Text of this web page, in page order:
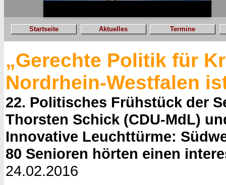
Startseite Aktuelles Termine
„Gerechte Politik für
Nordrhein-Westfalen
22. Politisches Frühstück der
Thorsten Schick (CDU-MdL)
Innovative Leuchttürme:
80 Senioren hörten einen
24.02.2016